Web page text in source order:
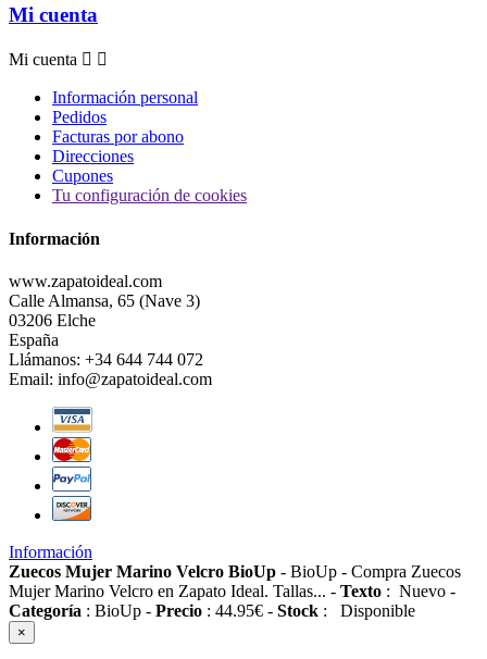
Mi cuenta
Mi cuenta  
Información personal
Pedidos
Facturas por abono
Direcciones
Cupones
Tu configuración de cookies
Información
www.zapatoideal.com
Calle Almansa, 65 (Nave 3)
03206 Elche
España
Llámanos: +34 644 744 072
Email: info@zapatoideal.com
Información
Zuecos Mujer Marino Velcro BioUp - BioUp - Compra Zuecos
Mujer Marino Velcro en Zapato Ideal. Tallas... - Texto : Nuevo -
Categoría : BioUp - Precio : 44.95€ - Stock : Disponible
×